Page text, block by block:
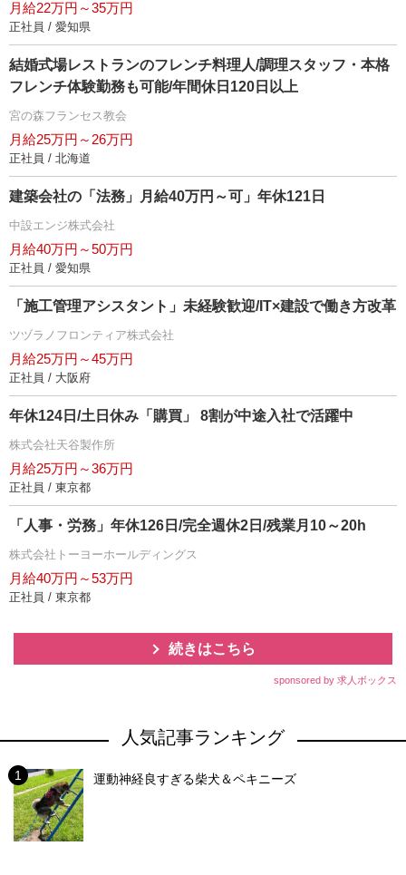
月給22万円～35万円
正社員 / 愛知県
結婚式場レストランのフレンチ料理人/調理スタッフ・本格
フレンチ体験勤務も可能/年間休日120日以上
宮の森フランセス教会
月給25万円～26万円
正社員 / 北海道
建築会社の「法務」月給40万円～可」年休121日
中設エンジ株式会社
月給40万円～50万円
正社員 / 愛知県
「施工管理アシスタント」未経験歓迎/IT×建設で働き方改革
ツヅラノフロンティア株式会社
月給25万円～45万円
正社員 / 大阪府
年休124日/土日休み「購買」 8割が中途入社で活躍中
株式会社天谷製作所
月給25万円～36万円
正社員 / 東京都
「人事・労務」年休126日/完全週休2日/残業月10～20h
株式会社トーヨーホールディングス
月給40万円～53万円
正社員 / 東京都
続きはこちら
sponsored by 求人ボックス
人気記事ランキング
運動神経良すぎる柴犬＆ペキニーズ